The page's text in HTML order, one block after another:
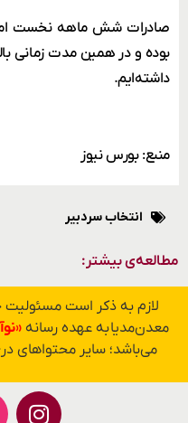
صادرات شش ماهه نخست
بوده و در همین مدت زمانی
داشته‌ایم.
منبع: بورس نیوز
انتخاب سردبیر
مطالعه‌ی بیشتر:
لازم به ذکر است
معدن‌مدیا به عهده رسانه
می‌باشد؛ سایر محتواهای